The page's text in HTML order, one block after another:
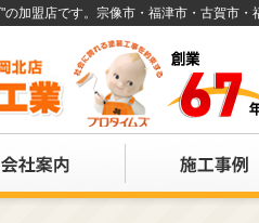
加盟店です。宗像市・福津市・古賀市